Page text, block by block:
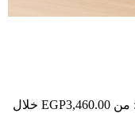
نطاق السعر: من ⁦EGP3,460.00⁩ خلال